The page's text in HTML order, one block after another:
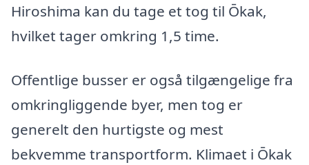
Hiroshima kan du tage et tog til Ōkak,
hvilket tager omkring 1,5 time.
Offentlige busser er også tilgængelige fra
omkringliggende byer, men tog er
generelt den hurtigste og mest
bekvemme transportform. Klimaet i Ōkak